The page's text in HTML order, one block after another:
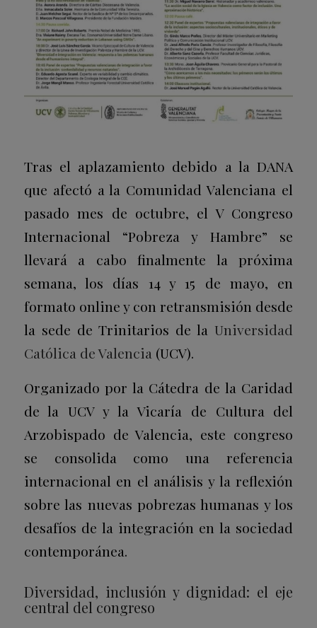
Tras el aplazamiento debido a la DANA
que afectó a la Comunidad Valenciana el
pasado mes de octubre, el V Congreso
Internacional “Pobreza y Hambre” se
llevará a cabo finalmente la próxima
semana, los días 14 y 15 de mayo, en
formato online y con retransmisión desde
la sede de Trinitarios de la Universidad
Católica de Valencia (UCV).
Organizado por la Cátedra de la Caridad
de la UCV y la Vicaría de Cultura del
Arzobispado de Valencia, este congreso
se consolida como una referencia
internacional en el análisis y la reflexión
sobre las nuevas pobrezas humanas y los
desafíos de la integración en la sociedad
contemporánea.
Diversidad, inclusión y dignidad: el eje
central del congreso